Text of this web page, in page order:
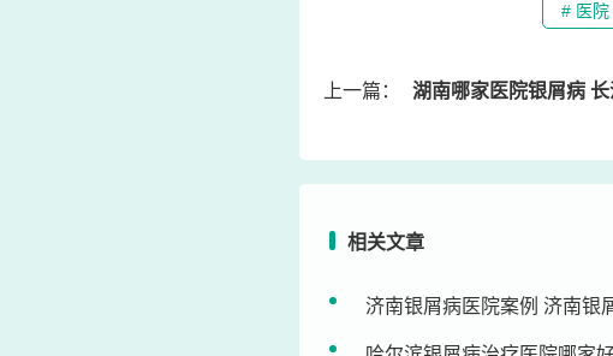
# 医院
上一篇： 湖南哪家医院银屑病
相关文章
济南银屑病医院案例 济南银